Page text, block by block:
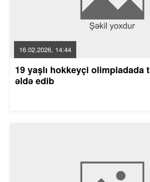
16.02.2026, 14:44
19 yaşlı hokkeyçi olimpiadada
əldə edib